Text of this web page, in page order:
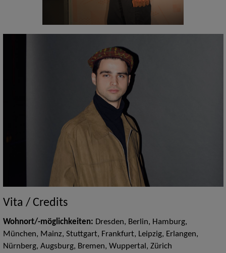
Vita / Credits
Wohnort/-möglichkeiten: Dresden, Berlin, Hamburg,
München, Mainz, Stuttgart, Frankfurt, Leipzig, Erlangen,
Nürnberg, Augsburg, Bremen, Wuppertal, Zürich